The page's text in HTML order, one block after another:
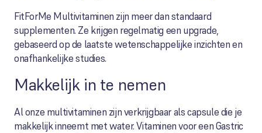
FitForMe Multivitaminen zijn meer dan standaard
supplementen. Ze krijgen regelmatig een upgrade,
gebaseerd op de laatste wetenschappelijke inzichten en
onafhankelijke studies.
Makkelijk in te nemen
Al onze multivitaminen zijn verkrijgbaar als capsule die je
makkelijk inneemt met water. Vitaminen voor een Gastric